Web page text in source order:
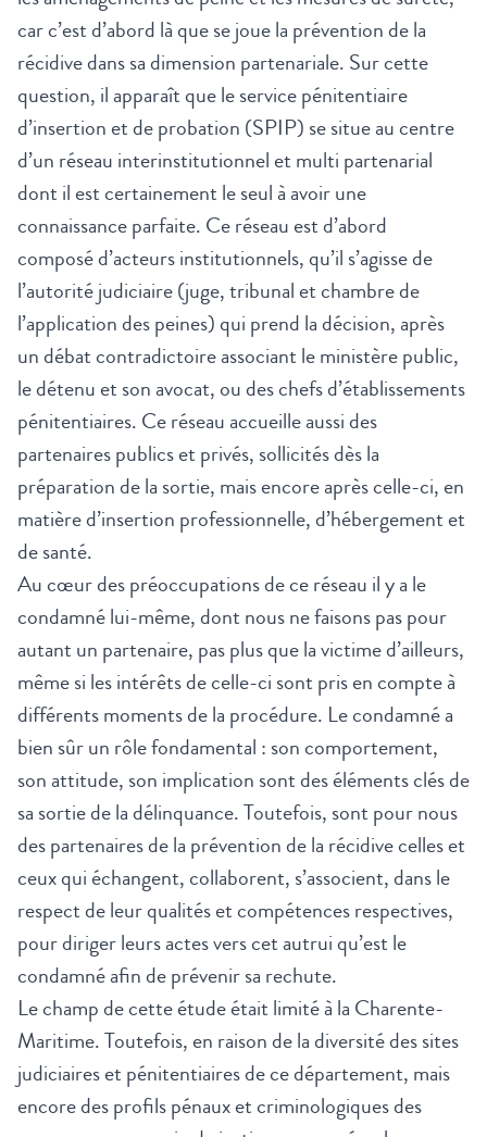
car c’est d’abord là que se joue la prévention de la
récidive dans sa dimension partenariale. Sur cette
question, il apparaît que le service pénitentiaire
d’insertion et de probation (SPIP) se situe au centre
d’un réseau interinstitutionnel et multi partenarial
dont il est certainement le seul à avoir une
connaissance parfaite. Ce réseau est d’abord
composé d’acteurs institutionnels, qu’il s’agisse de
l’autorité judiciaire (juge, tribunal et chambre de
l’application des peines) qui prend la décision, après
un débat contradictoire associant le ministère public,
le détenu et son avocat, ou des chefs d’établissements
pénitentiaires. Ce réseau accueille aussi des
partenaires publics et privés, sollicités dès la
préparation de la sortie, mais encore après celle-ci, en
matière d’insertion professionnelle, d’hébergement et
de santé.
Au cœur des préoccupations de ce réseau il y a le
condamné lui-même, dont nous ne faisons pas pour
autant un partenaire, pas plus que la victime d’ailleurs,
même si les intérêts de celle-ci sont pris en compte à
différents moments de la procédure. Le condamné a
bien sûr un rôle fondamental : son comportement,
son attitude, son implication sont des éléments clés de
sa sortie de la délinquance. Toutefois, sont pour nous
des partenaires de la prévention de la récidive celles et
ceux qui échangent, collaborent, s’associent, dans le
respect de leur qualités et compétences respectives,
pour diriger leurs actes vers cet autrui qu’est le
condamné afin de prévenir sa rechute.
Le champ de cette étude était limité à la Charente-
Maritime. Toutefois, en raison de la diversité des sites
judiciaires et pénitentiaires de ce département, mais
encore des profils pénaux et criminologiques des